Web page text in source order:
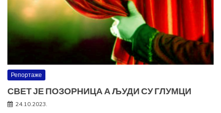
Репортаже
СВЕТ ЈЕ ПОЗОРНИЦА А ЉУДИ СУ ГЛУМЦИ
24.10.2023.